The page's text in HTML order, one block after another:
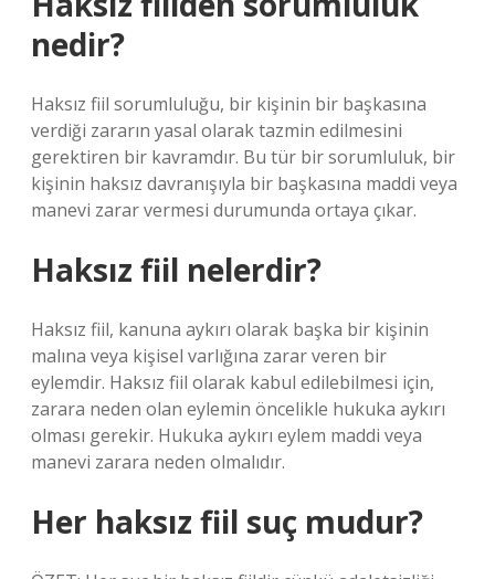
nedir?
Haksız fiil sorumluluğu, bir kişinin bir başkasına
verdiği zararın yasal olarak tazmin edilmesini
gerektiren bir kavramdır. Bu tür bir sorumluluk, bir
kişinin haksız davranışıyla bir başkasına maddi veya
manevi zarar vermesi durumunda ortaya çıkar.
Haksız fiil nelerdir?
Haksız fiil, kanuna aykırı olarak başka bir kişinin
malına veya kişisel varlığına zarar veren bir
eylemdir. Haksız fiil olarak kabul edilebilmesi için,
zarara neden olan eylemin öncelikle hukuka aykırı
olması gerekir. Hukuka aykırı eylem maddi veya
manevi zarara neden olmalıdır.
Her haksız fiil suç mudur?